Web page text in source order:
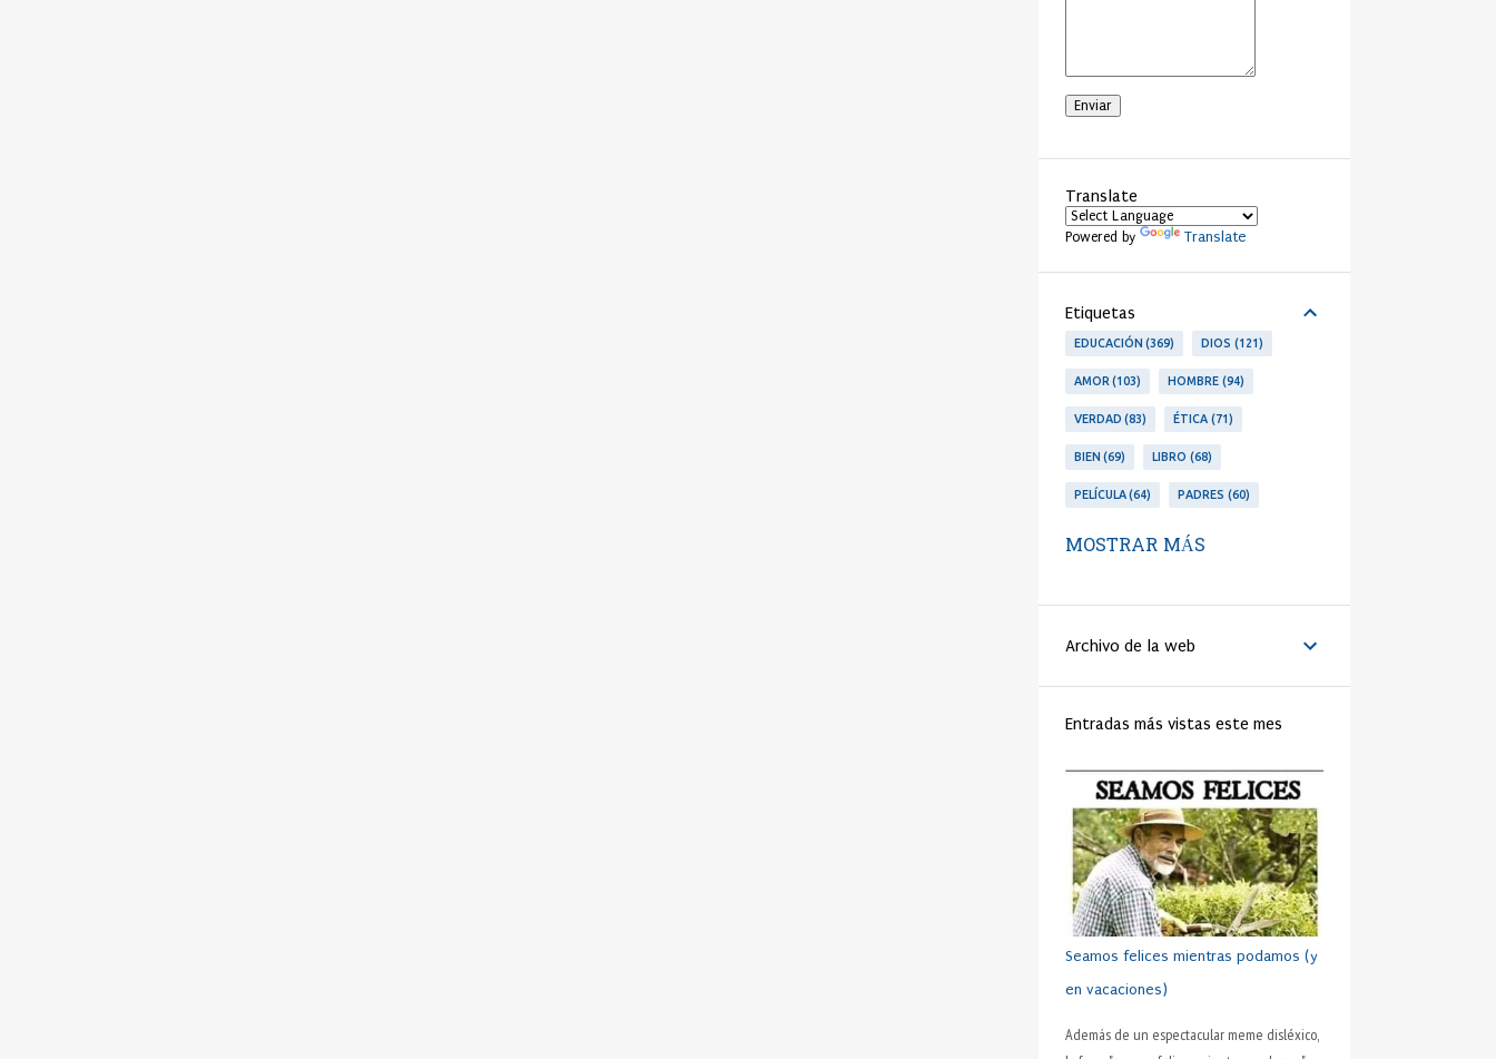
Translate
Powered by Translate
Etiquetas
EDUCACIÓN 369 DIOS 121
AMOR 103 HOMBRE 94
VERDAD 83 ÉTICA 71
BIEN 69 LIBRO 68
PELÍCULA 64 PADRES 60
PERSONA
BENEDICTO XVI 44
MATRIMONIO 44
RELIGIÓN 41 FAMILIA 40
TRABAJO 40 JÓVENES 39
IGLESIA 37 MORAL 37
SHAKESPEARE 35 DINERO 35
CRISTIANISMO 34 HUMANO 34
PRUDENCIA 34 METÁFORA 33
32 ADOLESCENTE 31
HOMBRES 31
MOSTRAR MÁS
Archivo de la web
Entradas más vistas este mes
Seamos felices mientras podamos (y
en vacaciones)
Además de un espectacular meme disléxico,